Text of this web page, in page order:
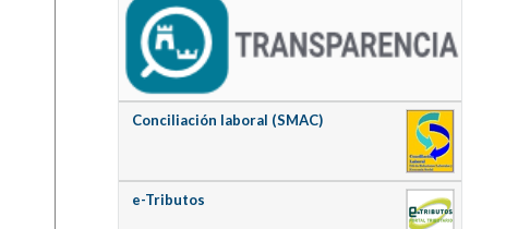
Conciliación laboral (SMAC)
e-Tributos